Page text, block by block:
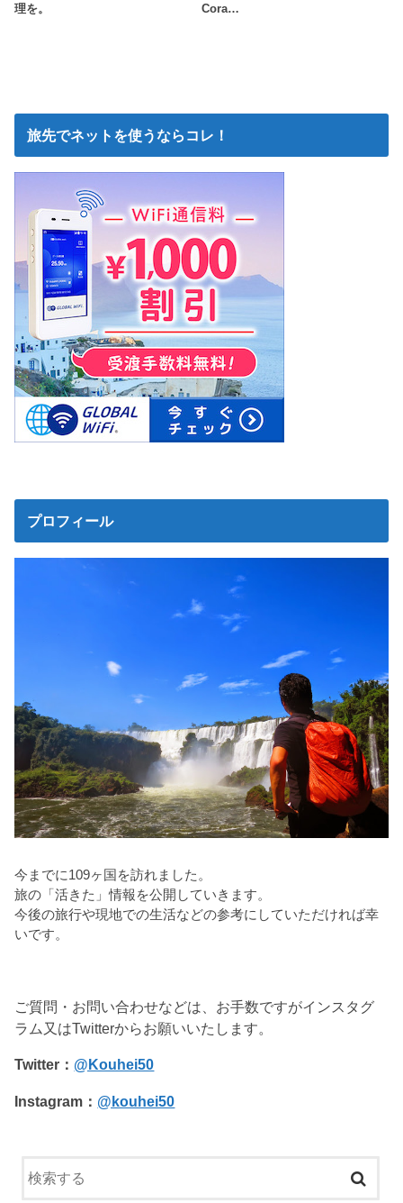
理を。
Cora…
旅先でネットを使うならコレ！
プロフィール
今までに109ヶ国を訪れました。
旅の「活きた」情報を公開していきます。
今後の旅行や現地での生活などの参考にしていただければ幸
いです。
ご質問・お問い合わせなどは、お手数ですがインスタグ
ラム又はTwitterからお願いいたします。
Twitter： @Kouhei50
Instagram： @kouhei50